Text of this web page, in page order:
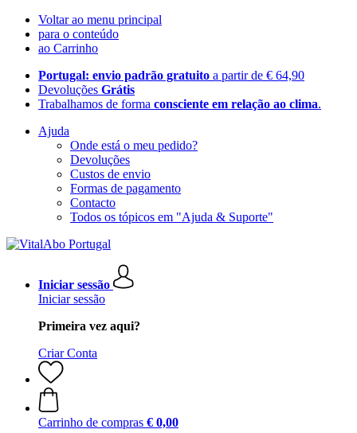
Voltar ao menu principal
para o conteúdo
ao Carrinho
Portugal: envio padrão gratuito a partir de € 64,90
Devoluções Grátis
Trabalhamos de forma consciente em relação ao clima.
Ajuda
Onde está o meu pedido?
Devoluções
Custos de envio
Formas de pagamento
Contacto
Todos os tópicos em "Ajuda & Suporte"
Iniciar sessão
Iniciar sessão
Primeira vez aqui?
Criar Conta
Carrinho de compras € 0,00